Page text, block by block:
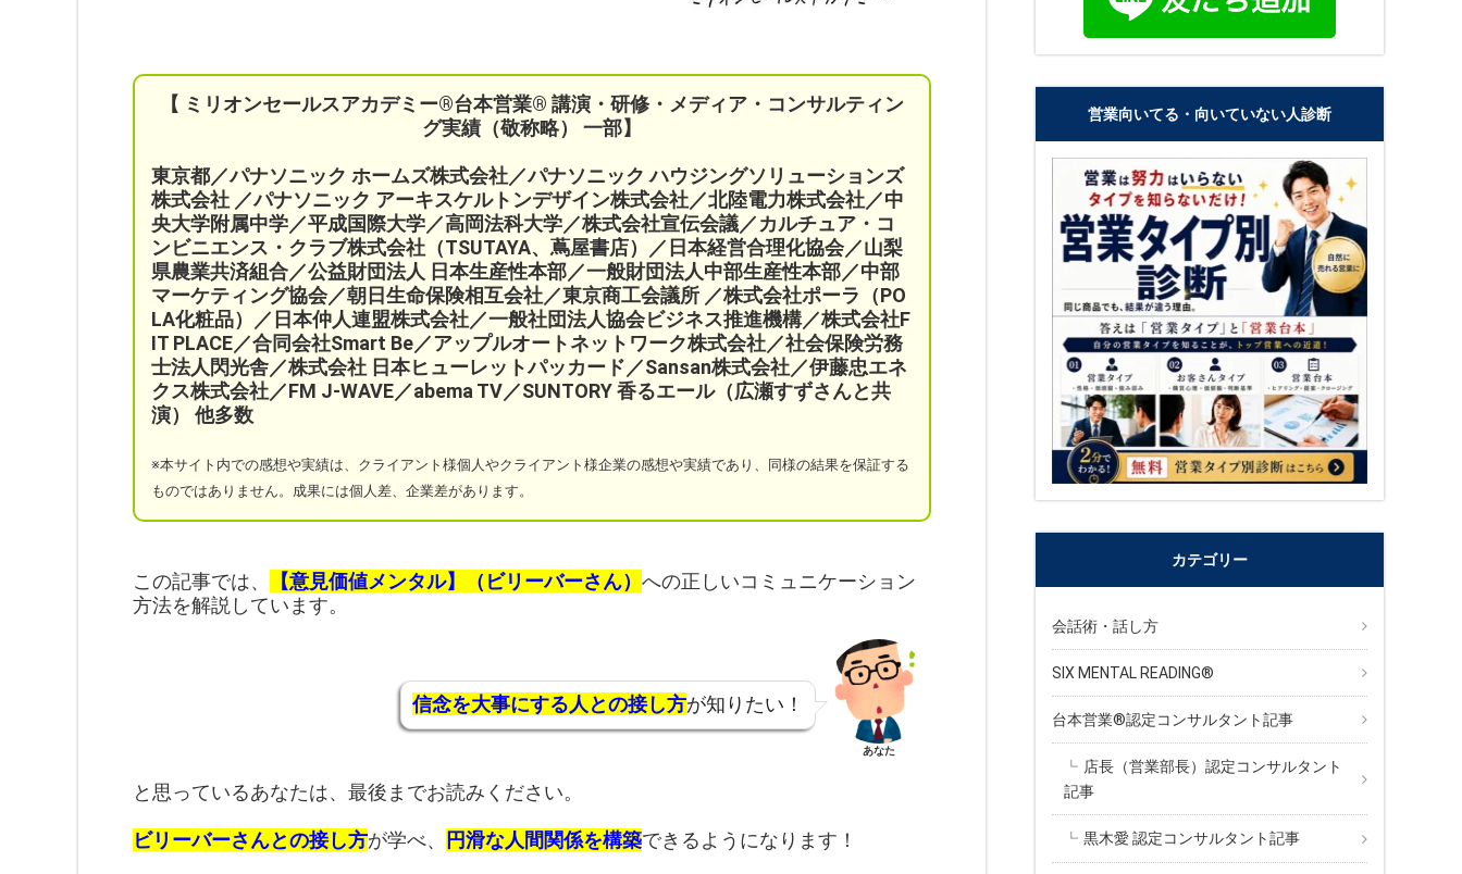
【 ミリオンセールスアカデミー®︎台本営業®︎ 講演・研修・メディア・コンサルティン
グ実績（敬称略） 一部】
東京都／パナソニック ホームズ株式会社／パナソニック ハウジングソリューションズ
株式会社 ／パナソニック アーキスケルトンデザイン株式会社／北陸電力株式会社／中
央大学附属中学／平成国際大学／高岡法科大学／株式会社宣伝会議／カルチュア・コ
ンビニエンス・クラブ株式会社（TSUTAYA、蔦屋書店）／ 日本経営合理化協会／山梨
県農業共済組合／公益財団法人 日本生産性本部／一般財団法人中部生産性本部／中部
マーケティング協会／朝日生命保険相互会社／東京商工会議所 ／株式会社ポーラ（PO
LA化粧品） ／日本仲人連盟株式会社／一般社団法人協会ビジネス推進機構／株式会社F
IT PLACE／合同会社Smart Be／アップルオートネットワーク株式会社／社会保険労務
士法人閃光舎／株式会社 日本ヒューレットパッカード／Sansan株式会社／伊藤忠エネ
クス株式会社／FM J-WAVE／abema TV／SUNTORY 香るエール（広瀬すずさんと共
演） 他多数
※本サイト 内での感想や実績は、クライアント様個人やクライアント様企業の感想や実績であり、同様の結果を保証する
ものではありません。成果には個人差、企業差があります。
この記事では、 【意見価値メンタル】（ビリーバーさん） への正しいコミュニケーション
方法を解説しています。
信念を大事にする人との接し方が知りたい！
あなた
と思っているあなたは、最後までお読みください。
ビリーバーさんとの接し方が学べ、 円滑な人間関係を構築できるようになります！
営業向いてる・向いていない人診断
カテゴリー
会話術・話し方
SIX MENTAL READING®︎
台本営業®︎認定コンサルタント記事
店長（営業部長）認定コンサルタント
記事
黒木愛 認定コンサルタント記事